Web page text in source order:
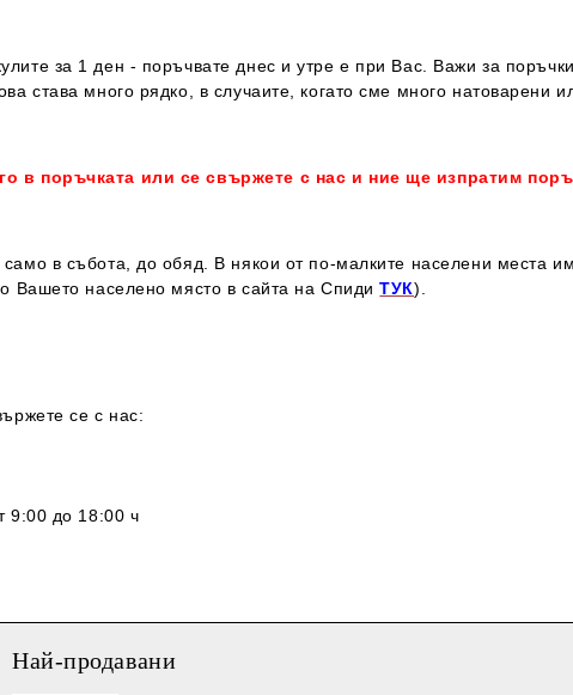
за 1 ден - поръчвате днес и утре е при Вас. Важи за
става много рядко, в случаите, когато сме много натоварени
в поръчката или се свържете с нас и ние ще изпратим
в събота, до обяд. В някои от по-малките населени места
Вашето населено място в сайта на СпидиТУК).
се с нас:
9:00 до 18:00 ч
Най-продавани